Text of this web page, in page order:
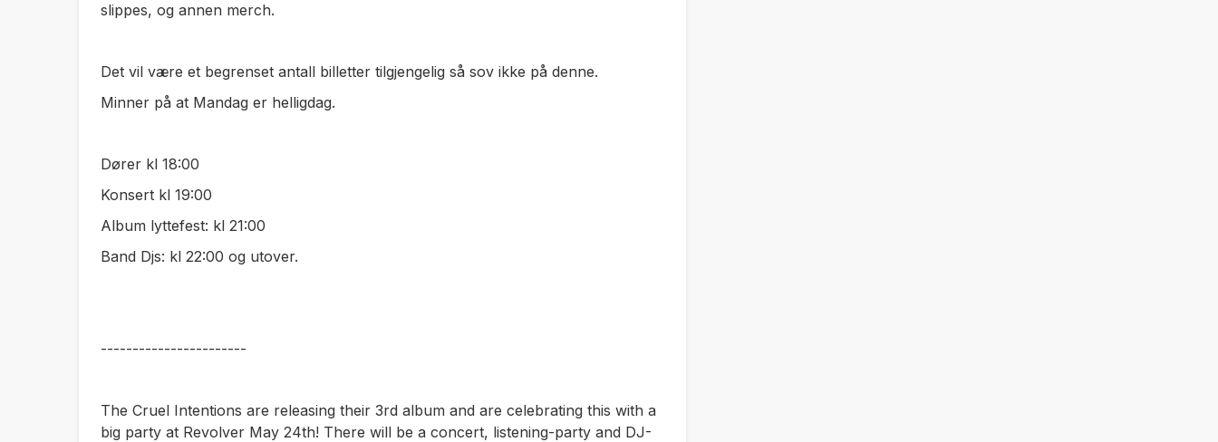
slippes, og annen merch.
Det vil være et begrenset antall billetter tilgjengelig så sov ikke på denne.
Minner på at Mandag er helligdag.
Dører kl 18:00
Konsert kl 19:00
Album lyttefest: kl 21:00
Band Djs: kl 22:00 og utover.
-----------------------
The Cruel Intentions are releasing their 3rd album and are celebrating this with a
big party at Revolver May 24th! There will be a concert, listening-party and DJ-